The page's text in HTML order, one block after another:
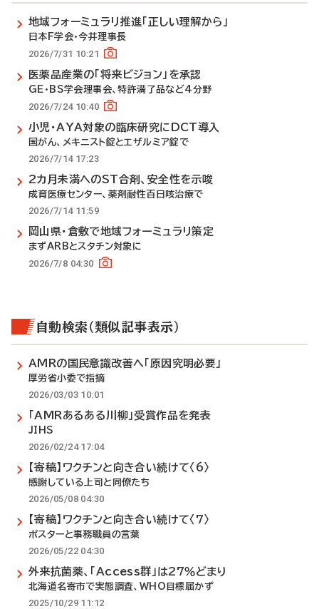
地域フォーミュラリ推進「正しい理解から」
日本F学会・今井理事長
2026/7/31 10:21
医薬品産業の「将来ビジョン」を承認
GE・BS学会理事会、特許満了品など4分野
2026/7/24 10:40
小児・AYA対象の臨床研究にDCT導入
国がん、メキニスト錠とエザルミア錠で
2026/7/14 17:23
2カ月未満へのST合剤、安全性を示唆
成育医療センター、薬剤耐性百日咳治療で
2026/7/14 11:59
岡山県・倉敷で地域フォーミュラリ策定
まずARBとスタチン対象に
2026/7/8 04:30
自動検索（類似記事表示）
AMRの国民意識改善へ「原因究明必要」
厚労省小委で指摘
2026/03/03 10:01
「AMRあるある川柳」受賞作品を発表
JIHS
2026/02/24 17:04
【寄稿】ワクチンと向き合い続けて〈6〉
感謝している上司と同僚たち
2026/05/08 04:30
【寄稿】ワクチンと向き合い続けて〈7〉
ポスターと事務職員の言葉
2026/05/22 04:30
外来抗菌薬、「Access群」は27％どまり
北海道名寄市で実態調査、WHO目標届かず
2025/10/29 11:12